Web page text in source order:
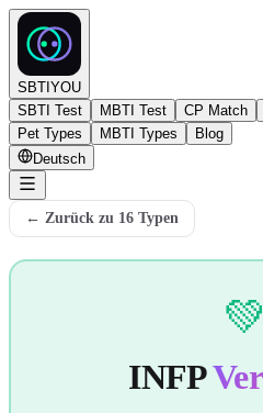
SBTIYOU
SBTI Test
MBTI Test CP Match
Pet Types
MBTI Types
Blog
Deutsch
← Zurück zu 16 Typen
💚
INFP